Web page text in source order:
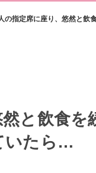
の指定席に座り、悠然と飲
と飲食を
いたら…